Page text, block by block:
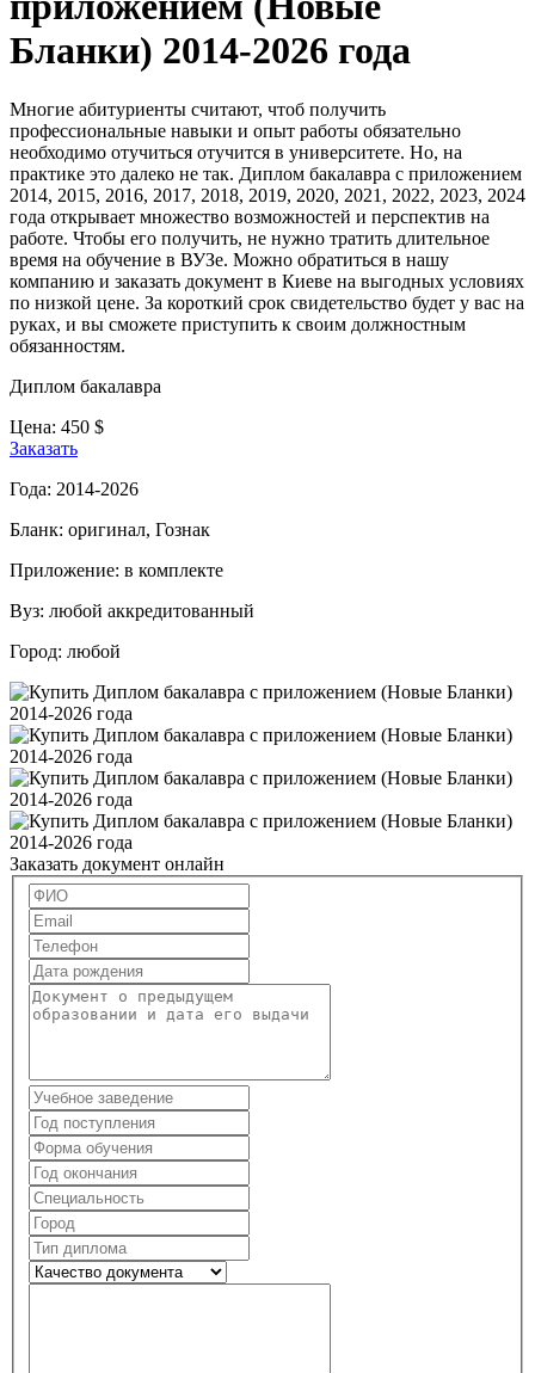
Бланки) 2014-2026 года
Многие абитуриенты считают, чтоб получить
профессиональные навыки и опыт работы обязательно
необходимо отучиться отучится в университете. Но, на
практике это далеко не так. Диплом бакалавра с приложением
2014, 2015, 2016, 2017, 2018, 2019, 2020, 2021, 2022, 2023, 2024
года открывает множество возможностей и перспектив на
работе. Чтобы его получить, не нужно тратить длительное
время на обучение в ВУЗе. Можно обратиться в нашу
компанию и заказать документ в Киеве на выгодных условиях
по низкой цене. За короткий срок свидетельство будет у вас на
руках, и вы сможете приступить к своим должностным
обязанностям.
Диплом бакалавра
Цена: 450 $
Заказать
Года: 2014-2026
Бланк: оригинал, Гознак
Приложение: в комплекте
Вуз: любой аккредитованный
Город: любой
Заказать документ онлайн